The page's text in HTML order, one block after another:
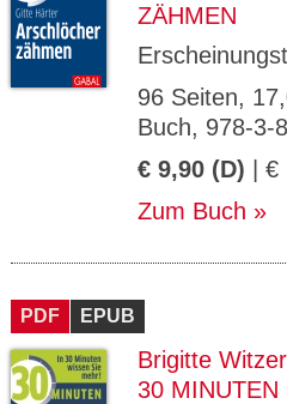
ZÄHMEN
96 Seiten,
Buch, 978-3-
€ 9,90 (D) |
Zum Buch
PDF EPUB
Brigitte Witzer
30 MINUTEN